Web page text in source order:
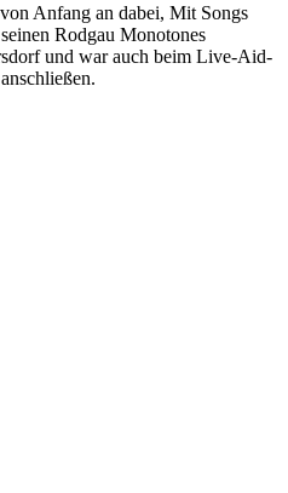
Anfang an dabei, Mit Songs
Rodgau Monotones
und war auch beim Live-Aid-